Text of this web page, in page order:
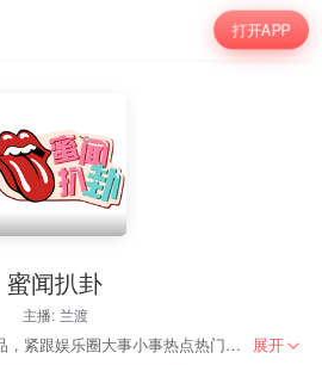
打开APP
蜜闻扒卦
主播: 兰渡
《蜜闻扒卦》为兰渡文化出品，紧跟娱乐圈大事小事热点热门，第一时间知晓娱乐资讯，第一时间get资讯背后的猛料八卦，这里不仅是资讯，深扒，爆料，内幕，以娱乐圈最年轻的视角，挖掘最劲爆的资讯。 展开